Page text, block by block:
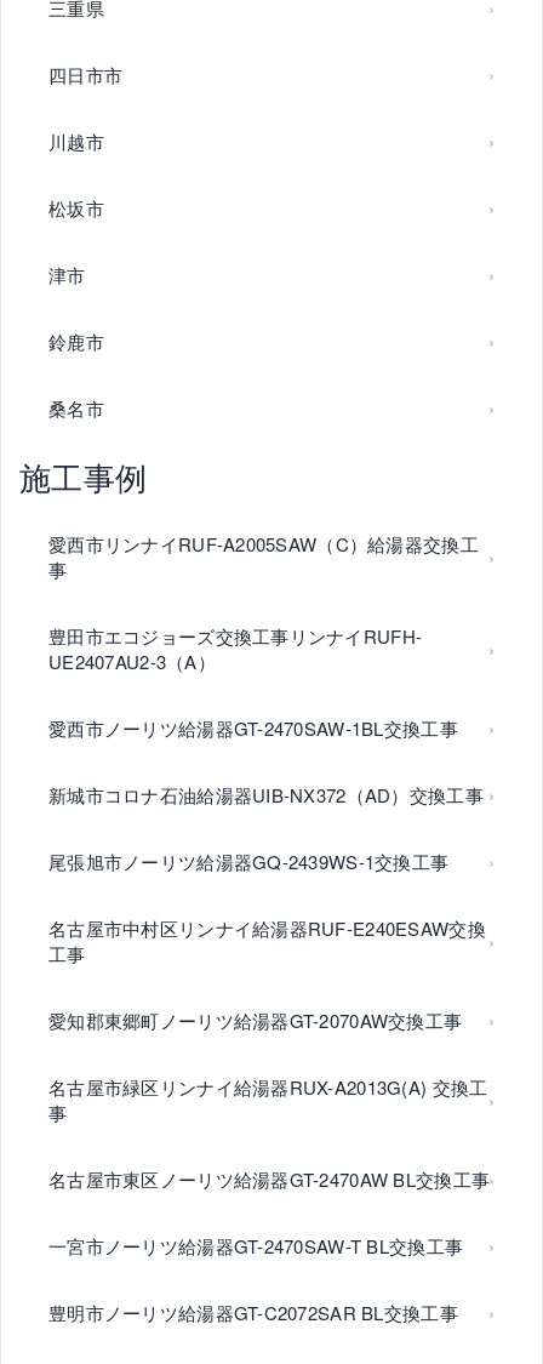
三重県
四日市市
川越市
松坂市
津市
鈴鹿市
桑名市
施工事例
愛西市リンナイRUF-A2005SAW（C）給湯器交換工
事
豊田市エコジョーズ交換工事リンナイRUFH-
UE2407AU2-3（A）
愛西市ノーリツ給湯器GT-2470SAW-1BL交換工事
新城市コロナ石油給湯器UIB-NX372（AD）交換工事
尾張旭市ノーリツ給湯器GQ-2439WS-1交換工事
名古屋市中村区リンナイ給湯器RUF-E240ESAW交換
工事
愛知郡東郷町ノーリツ給湯器GT-2070AW交換工事
名古屋市緑区リンナイ給湯器RUX-A2013G(A) 交換工
事
名古屋市東区ノーリツ給湯器GT-2470AW BL交換工事
一宮市ノーリツ給湯器GT-2470SAW-T BL交換工事
豊明市ノーリツ給湯器GT-C2072SAR BL交換工事